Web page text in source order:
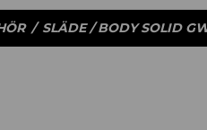
/ SLÄDE / BODY SOLID